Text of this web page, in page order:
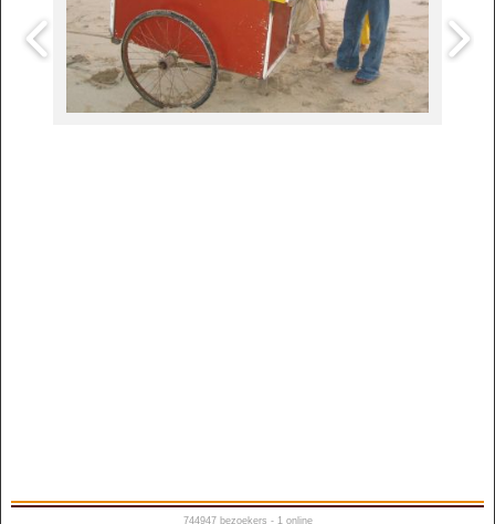
744947bezoekers - 1 online